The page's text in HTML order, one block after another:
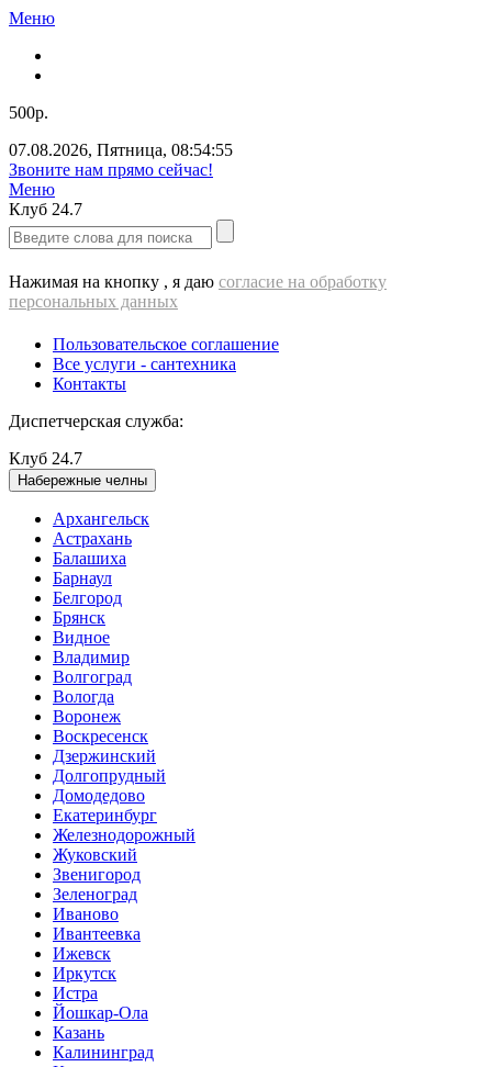
Меню
500р.
07.08.2026, Пятница, 08:54:56
Звоните нам прямо сейчас!
Меню
Клуб 24.7
Нажимая на кнопку , я даю согласие на обработку
персональных данных
Пользовательское соглашение
Все услуги - cантехника
Контакты
Диспетчерская служба:
Клуб 24.7
Набережные челны
Архангельск
Астрахань
Балашиха
Барнаул
Белгород
Брянск
Видное
Владимир
Волгоград
Вологда
Воронеж
Воскресенск
Дзержинский
Долгопрудный
Домодедово
Екатеринбург
Железнодорожный
Жуковский
Звенигород
Зеленоград
Иваново
Ивантеевка
Ижевск
Иркутск
Истра
Йошкар-Ола
Казань
Калининград